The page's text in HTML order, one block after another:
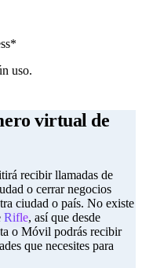
uso.
virtual de
recibir llamadas de
o cerrar negocios
ciudad o país. No existe
Rifle, así que desde
o Móvil podrás recibir
que necesites para